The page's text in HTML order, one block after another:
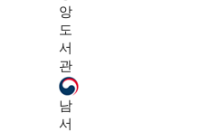
앙
도
서
관
남
서